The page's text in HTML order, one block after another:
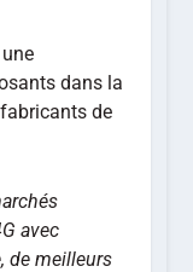
dans la
de
avec
de meilleurs